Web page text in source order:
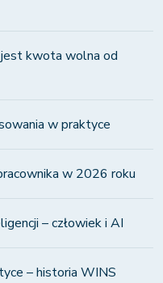
kwota wolna od
w praktyce
w 2026 roku
– człowiek i AI
– historia WINS